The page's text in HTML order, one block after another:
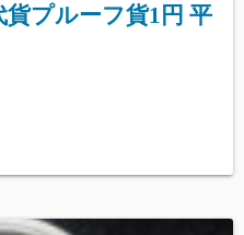
プルーフ貨1円 平